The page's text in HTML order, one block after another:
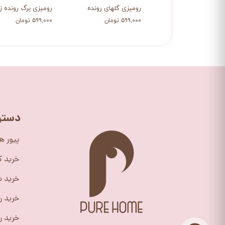
رومیزی برگ رونده
۵۹۹,۰۰۰ تومان
رومیزی گلهای رونده
۵۹۹,۰۰۰ تومان
پیور
خرید
خرید
خرید